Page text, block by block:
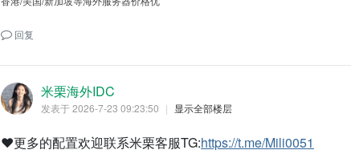
回复
米栗海外IDC
发表于 2026-7-23 09:23:50 | 显示全部楼层
❤️更多的配置欢迎联系米栗客服TG:https://t.me/Mili0051